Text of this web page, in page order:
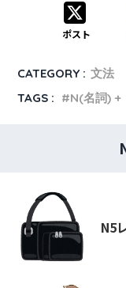
ポスト
CATEGORY : 文法
TAGS :
N(名詞) +
N5